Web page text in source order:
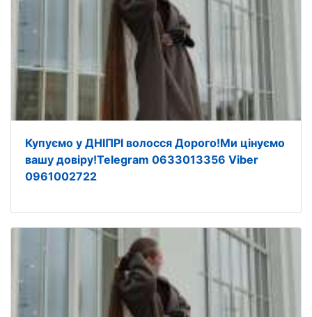
Купуємо у ДНІПРІ волосся Дорого!Ми цінуємо
вашу довіру!Telegram 0633013356 Viber
0961002722